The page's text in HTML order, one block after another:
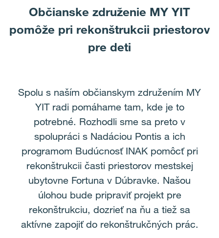
Občianske združenie MY YIT
pomôže pri rekonštrukcii priestorov
pre deti
Spolu s naším občianskym združením MY
YIT radi pomáhame tam, kde je to
potrebné. Rozhodli sme sa preto v
spolupráci s Nadáciou Pontis a ich
programom Budúcnosť INAK pomôcť pri
rekonštrukcii časti priestorov mestskej
ubytovne Fortuna v Dúbravke. Našou
úlohou bude pripraviť projekt pre
rekonštrukciu, dozrieť na ňu a tiež sa
aktívne zapojiť do rekonštrukčných prác.